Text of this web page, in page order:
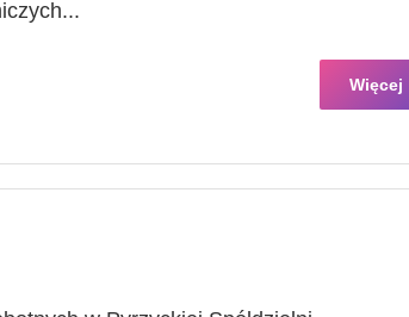
Więcej